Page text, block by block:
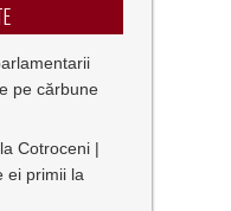
pe cărbune
Cotroceni |
ei primii la